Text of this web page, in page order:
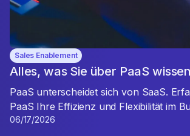
Sales Enablement
Alles, was Sie über PaaS
PaaS unterscheidet sich von SaaS.
PaaS Ihre Effizienz und Flexibilität im
06/17/2026